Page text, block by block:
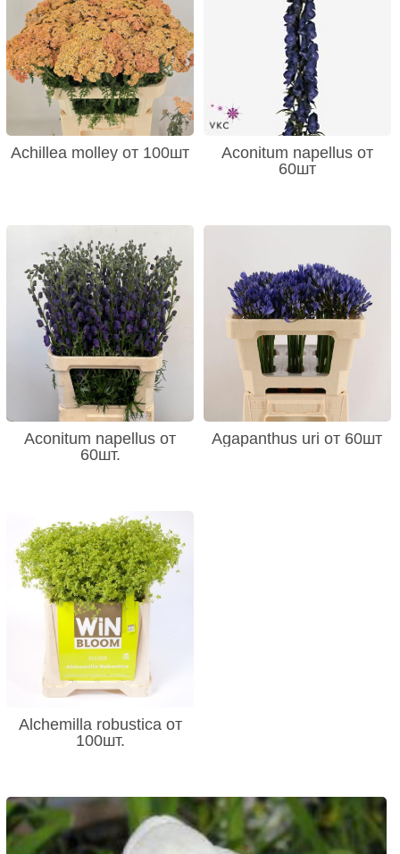
Achillea molley от 100шт
Aconitum napellus от
60шт
Aconitum napellus от
60шт.
Agapanthus uri от 60шт
Alchemilla robustica от
100шт.